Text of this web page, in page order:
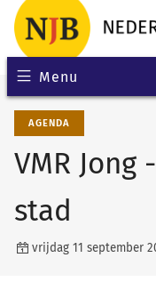
Menu
AGENDA
VMR
stad
vrijdag 11 september